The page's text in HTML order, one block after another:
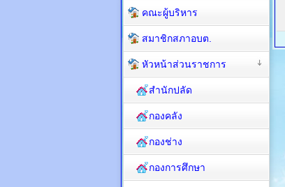
คณะผู้บริหาร
สมาชิกสภาอบต.
หัวหน้าส่วนราชการ
สำนักปลัด
กองคลัง
กองช่าง
กองการศึกษา